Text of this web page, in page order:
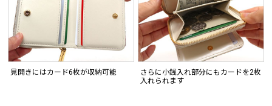
見開きにはカード6枚が収納可能
さらに小銭入れ部分にもカードを2枚
入れられます